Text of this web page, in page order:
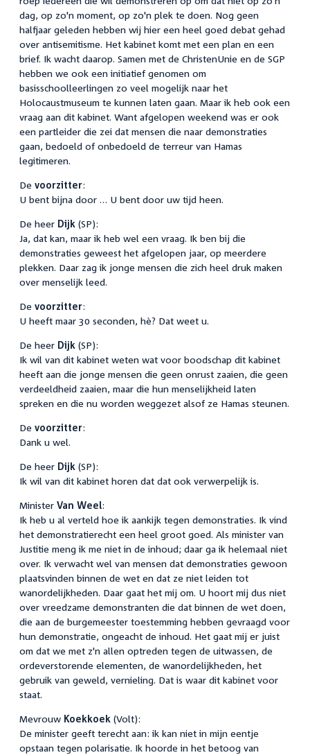
dag, op zo'n moment, op zo'n plek te doen. Nog geen
halfjaar geleden hebben wij hier een heel goed debat gehad
over antisemitisme. Het kabinet komt met een plan en een
brief. Ik wacht daarop. Samen met de ChristenUnie en de SGP
hebben we ook een initiatief genomen om
basisschoolleerlingen zo veel mogelijk naar het
Holocaustmuseum te kunnen laten gaan. Maar ik heb ook een
vraag aan dit kabinet. Want afgelopen weekend was er ook
een partleider die zei dat mensen die naar demonstraties
gaan, bedoeld of onbedoeld de terreur van Hamas
legitimeren.
De voorzitter:
U bent bijna door … U bent door uw tijd heen.
De heer Dijk (SP):
Ja, dat kan, maar ik heb wel een vraag. Ik ben bij die
demonstraties geweest het afgelopen jaar, op meerdere
plekken. Daar zag ik jonge mensen die zich heel druk maken
over menselijk leed.
De voorzitter:
U heeft maar 30 seconden, hè? Dat weet u.
De heer Dijk (SP):
Ik wil van dit kabinet weten wat voor boodschap dit kabinet
heeft aan die jonge mensen die geen onrust zaaien, die geen
verdeeldheid zaaien, maar die hun menselijkheid laten
spreken en die nu worden weggezet alsof ze Hamas steunen.
De voorzitter:
Dank u wel.
De heer Dijk (SP):
Ik wil van dit kabinet horen dat dat ook verwerpelijk is.
Minister Van Weel:
Ik heb u al verteld hoe ik aankijk tegen demonstraties. Ik vind
het demonstratierecht een heel groot goed. Als minister van
Justitie meng ik me niet in de inhoud; daar ga ik helemaal niet
over. Ik verwacht wel van mensen dat demonstraties gewoon
plaatsvinden binnen de wet en dat ze niet leiden tot
wanordelijkheden. Daar gaat het mij om. U hoort mij dus niet
over vreedzame demonstranten die dat binnen de wet doen,
die aan de burgemeester toestemming hebben gevraagd voor
hun demonstratie, ongeacht de inhoud. Het gaat mij er juist
om dat we met z'n allen optreden tegen de uitwassen, de
ordeverstorende elementen, de wanordelijkheden, het
gebruik van geweld, vernieling. Dat is waar dit kabinet voor
staat.
Mevrouw Koekkoek (Volt):
De minister geeft terecht aan: ik kan niet in mijn eentje
opstaan tegen polarisatie. Ik hoorde in het betoog van